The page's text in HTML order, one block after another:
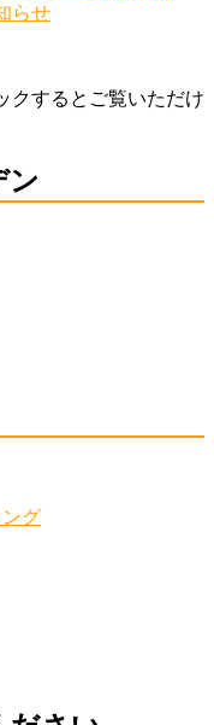
らせ
クするとご覧いただけ
ン
グ